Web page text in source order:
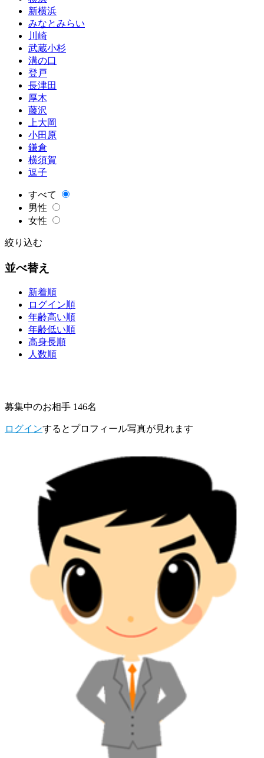
新横浜
みなとみらい
川崎
武蔵小杉
溝の口
登戸
長津田
厚木
藤沢
上大岡
小田原
鎌倉
横須賀
逗子
すべて
男性
女性
絞り込む
並べ替え
新着順
ログイン順
年齢高い順
年齢低い順
高身長順
人数順
募集中のお相手 146名
ログインするとプロフィール写真が見れます